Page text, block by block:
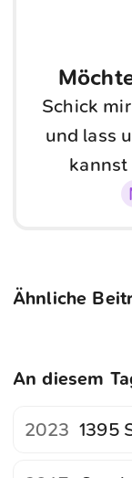
Schick
und lass
Ähnliche
An diesem
2023 1395